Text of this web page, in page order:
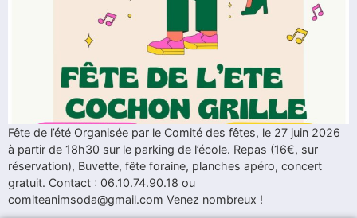
Fête de l’été Organisée par le Comité des fêtes, le 27 juin 2026
à partir de 18h30 sur le parking de l’école. Repas (16€, sur
réservation), Buvette, fête foraine, planches apéro, concert
gratuit. Contact : 06.10.74.90.18 ou
comiteanimsoda@gmail.com Venez nombreux !